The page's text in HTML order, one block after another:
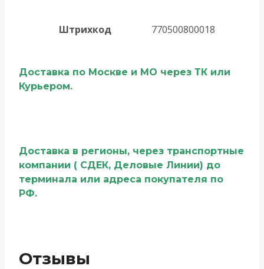
Штрихкод 770500800018
Доставка по Москве и МО через ТК или
Курьером.
Доставка в регионы, через транспортные
компании ( СДЕК, Деловые Линии) до
терминала или адреса покупателя по
РФ.
Отзывы